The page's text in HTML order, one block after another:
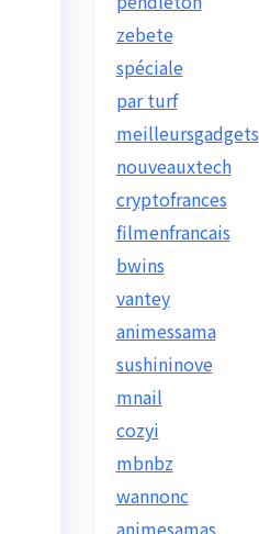
zebete
spéciale
par turf
meilleursgadgets
nouveauxtech
cryptofrances
filmenfrancais
bwins
vantey
animessama
sushininove
mnail
cozyi
mbnbz
wannonc
animesamas